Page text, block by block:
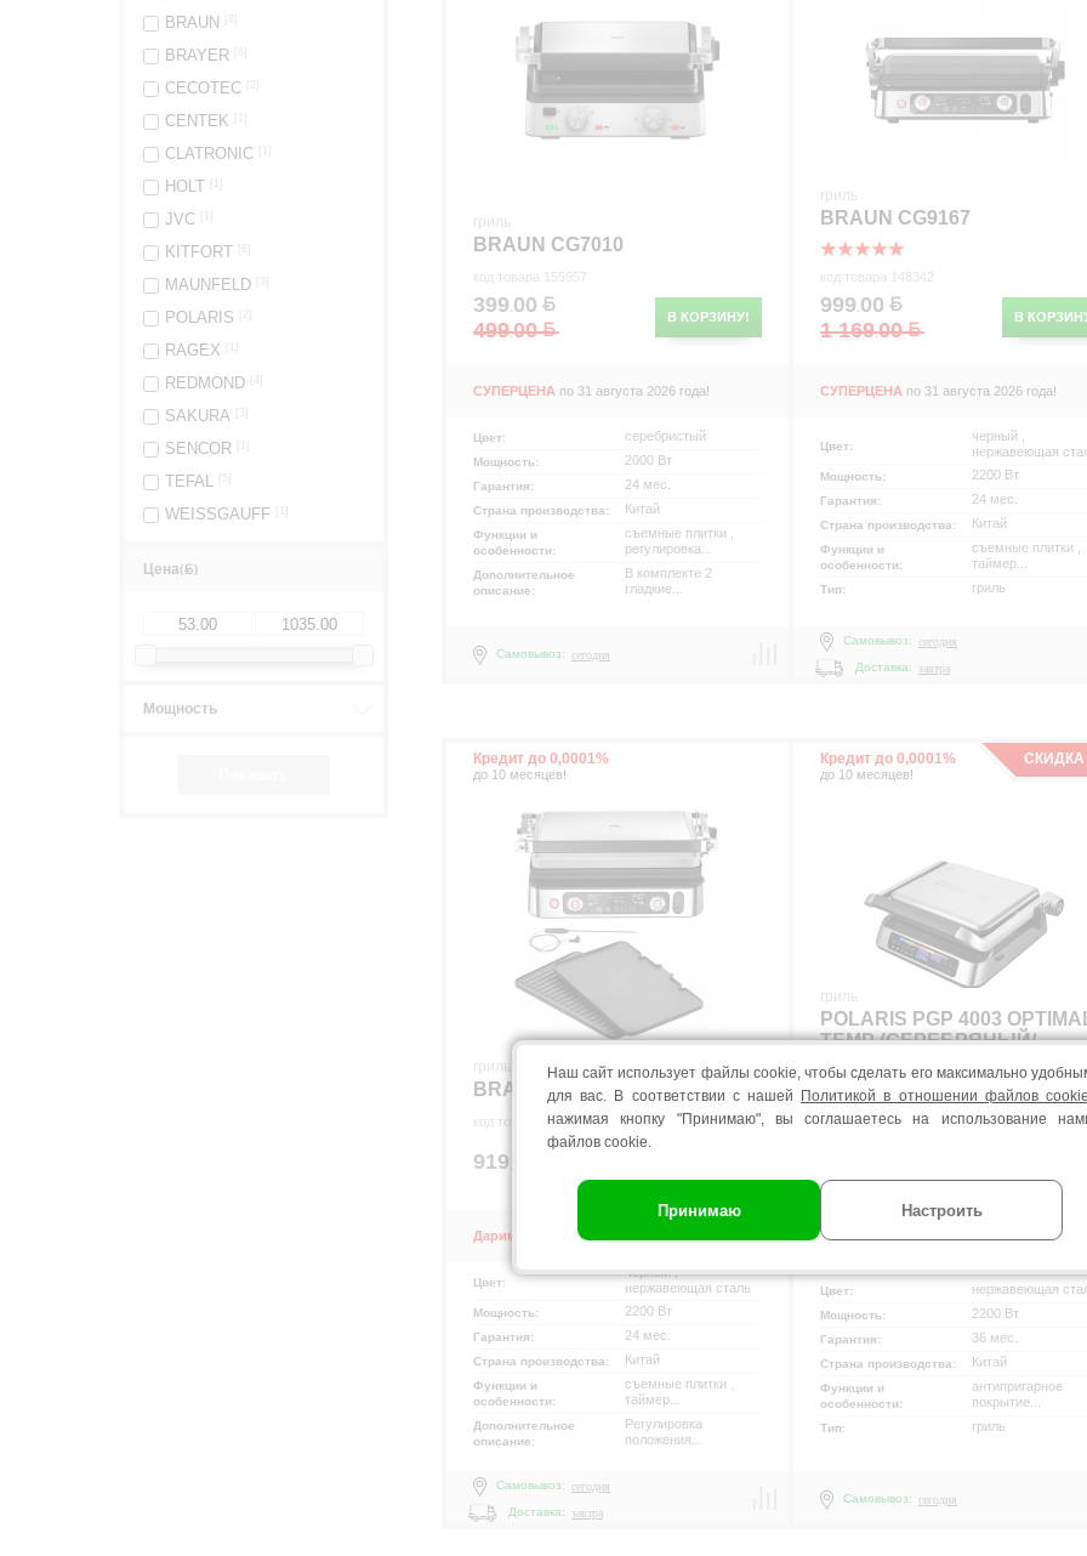
BRAUN
BRAYER
CECOTEC
CENTEK
CLATRONIC
HOLT
JVC
KITFORT
MAUNFELD
POLARIS
RAGEX
REDMOND
SAKURA
SENCOR
TEFAL [5]
WEISSGAUFF
Цена( )
Мощность
гриль
BRAUN CG7010
код товара 155957
В КОРЗИНУ!
399.00
499.00
СУПЕРЦЕНА по 31 августа 2026 года!
Цвет: серебристый
Мощность: 2000 Вт
Гарантия: 24 мес.
Страна производства: Китай
Функции и
особенности:
съемные плитки ,
регулировка...
Дополнительное
описание:
В комплекте 2
гладкие...
Самовывоз: сегодня
гриль
BRAUN CG9167
код товара 148342
В
999.00
1 169.00
СУПЕРЦЕНА по 31 августа 2026 года!
Цвет:
черный ,
нержавеющая
Мощность: 2200 Вт
Гарантия: 24 мес.
Страна производства: Китай
Функции и
особенности:
съемные плитки ,
таймер...
Тип: гриль
Самовывоз: сегодня
Доставка:
завтра
Кредит до 0,0001%
до 10 месяцев!
гриль
BRAUN CG9160
код товара 147819
919.
Дарим 45 бонусов!
Цвет:
черный ,
нержавеющая сталь
Мощность: 2200 Вт
Гарантия: 24 мес.
Страна производства: Китай
Функции и
особенности:
съемные плитки ,
таймер...
Дополнительное
описание:
Регулировка
положения...
Самовывоз: сегодня
Доставка:
завтра
Кредит до 0,0001%
до 10 месяцев!
СКИДКА
гриль
POLARIS PGP 4003
TEMP (СЕРЕБРЯНЫЙ/
ЧЕРНЫЙ)
код товара 162053
799.00
СУПЕРЦЕНА по 31 августа 2026 года!
Цвет: нержавеющая
Мощность: 2200 Вт
Гарантия: 36 мес.
Страна производства: Китай
Функции и
особенности:
антипригарное
покрытие...
Тип: гриль
Самовывоз: сегодня
Наш сайт использует файлы cookie, чтобы сделать его максимально
для вас. В соответствии с нашей
Политикой в отношении файлов cookie
нажимая кнопку "Принимаю", вы соглашаетесь на использование
файлов cookie.
Принимаю Настроить